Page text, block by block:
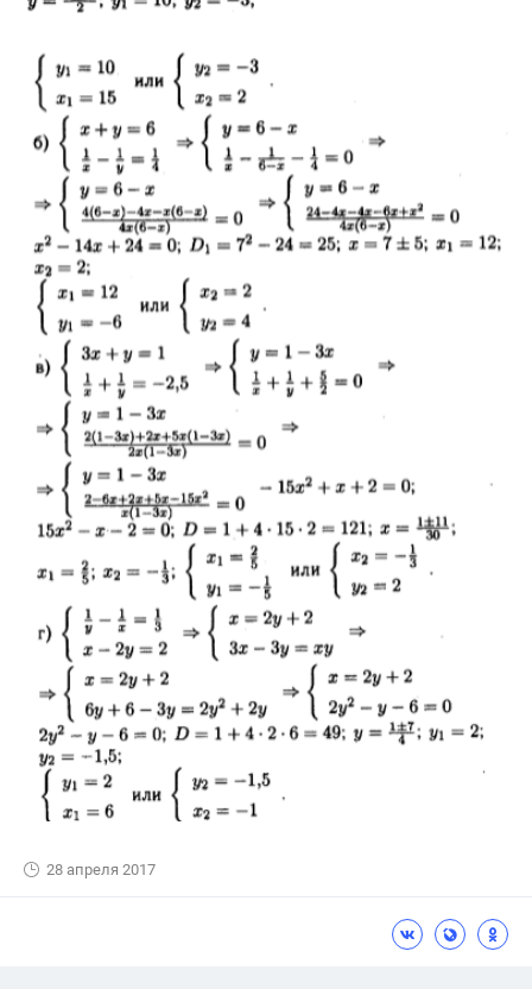
28 апреля 2017